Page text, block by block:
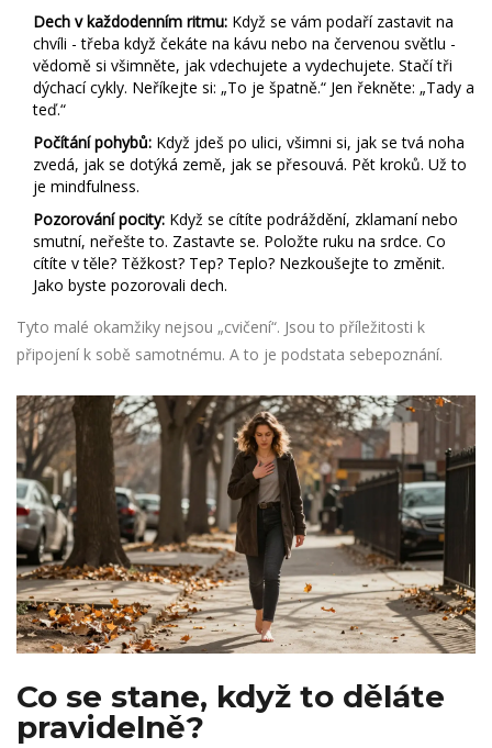
Dech v každodenním ritmu: Když se vám podaří zastavit na
chvíli - třeba když čekáte na kávu nebo na červenou světlu -
vědomě si všimněte, jak vdechujete a vydechujete. Stačí tři
dýchací cykly. Neříkejte si: „To je špatně.“ Jen řekněte: „Tady a
teď.“
Počítání pohybů: Když jdeš po ulici, všimni si, jak se tvá noha
zvedá, jak se dotýká země, jak se přesouvá. Pět kroků. Už to
je mindfulness.
Pozorování pocity: Když se cítíte podráždění, zklamaní nebo
smutní, neřešte to. Zastavte se. Položte ruku na srdce. Co
cítíte v těle? Těžkost? Tep? Teplo? Nezkoušejte to změnit.
Jako byste pozorovali dech.
Tyto malé okamžiky nejsou „cvičení“. Jsou to příležitosti k
připojení k sobě samotnému. A to je podstata sebepoznání.
Co se stane, když to děláte
pravidelně?